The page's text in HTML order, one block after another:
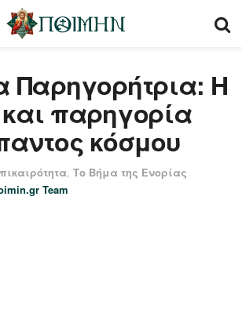
Παρηγορήτρια: Η
παρηγορία
κόσμου
, Το Βήμα της Ενορίας
Team